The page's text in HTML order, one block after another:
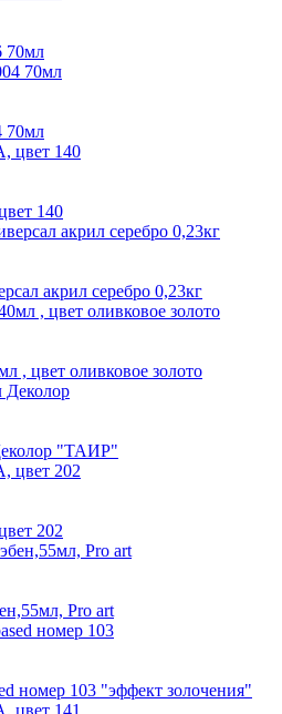
70мл
70мл
140
акрил серебро 0,23кг
, цвет оливковое золото
"ТАИР"
202
Pro art
номер 103 "эффект золочения"